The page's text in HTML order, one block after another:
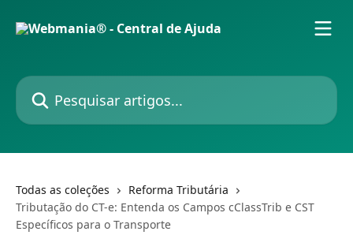
Pesquisar artigos...
Todas as coleções
Reforma Tributária
Tributação do CT-e: Entenda os Campos cClassTrib e CST
Específicos para o Transporte